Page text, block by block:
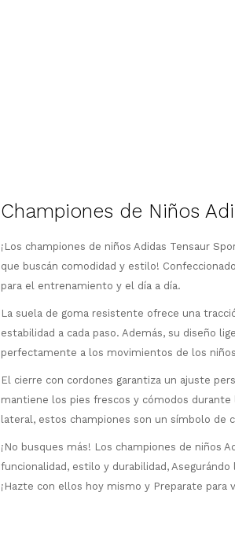
Championes de Niños
¡Los championes de niños Adidas Tensaur
que buscán comodidad y estilo!
para el entrenamiento y el día a día.
La suela de goma resistente ofrece una
estabilidad a cada paso. Además, su diseño
perfectamente a los movimientos de los
El cierre con cordones garantiza un ajuste
mantiene los pies frescos y cómodos durante
lateral, estos championes son un símbolo de
¡No busques más! Los championes de niños
funcionalidad, estilo y durabilidad,
¡Hazte con ellos hoy mismo y Preparate
en 12
*
Verifica si
¡Tenés
Parece
el
Por favor